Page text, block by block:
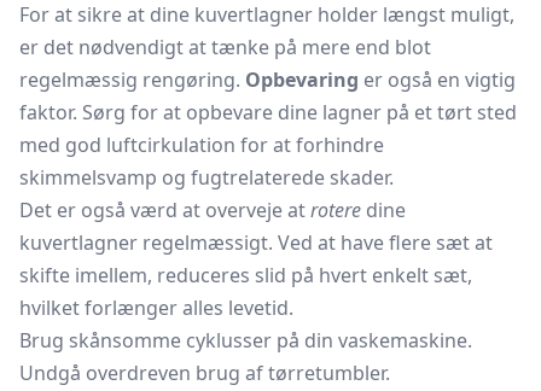
For at sikre at dine kuvertlagner holder længst muligt,
er det nødvendigt at tænke på mere end blot
regelmæssig rengøring. Opbevaring er også en vigtig
faktor. Sørg for at opbevare dine lagner på et tørt sted
med god luftcirkulation for at forhindre
skimmelsvamp og fugtrelaterede skader.
Det er også værd at overveje atrotere dine
kuvertlagner regelmæssigt. Ved at have flere sæt at
skifte imellem, reduceres slid på hvert enkelt sæt,
hvilket forlænger alles levetid.
Brug skånsomme cyklusser på din vaskemaskine.
Undgå overdreven brug af tørretumbler.